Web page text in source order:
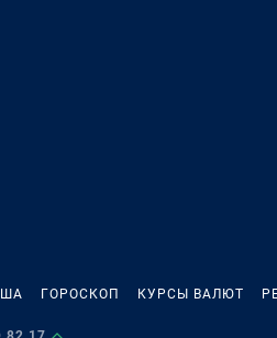
ГОРОСКОП КУРСЫ ВАЛЮТ